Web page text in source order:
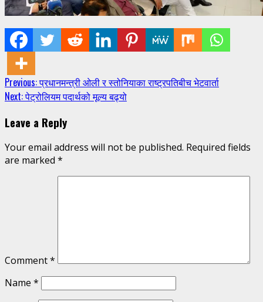
Continue
Reading
Previous:प्रधानमन्त्री ओली र स्तोनियाका राष्ट्रपतिबीच भेटवार्ता
Next:पेट्रोलियम पदार्थको मूल्य बढ्यो
Leave a Reply
Your email address will not be published. Required fields
are marked *
Comment*
Name *